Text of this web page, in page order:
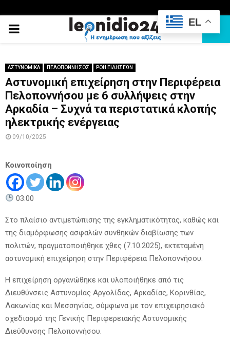
PRIMARY
ΑΣΤΥΝΟΜΙΚΑ ΠΕΛΟΠΟΝΝΗΣΟΣ ΡΟΗ ΕΙΔΗΣΕΩΝ
Aστυνομική επιχείρηση στην Περιφέρεια
Πελοποννήσου με 6 συλλήψεις στην
Αρκαδία – Συχνά τα περιστατικά κλοπής
ηλεκτρικής ενέργειας
09/10/2025
Κοινοποίηση
03:00
Στο πλαίσιο αντιμετώπισης της εγκληματικότητας, καθώς και
της διαμόρφωσης ασφαλών συνθηκών διαβίωσης των
πολιτών, πραγματοποιήθηκε χθες (7.10.2025), εκτεταμένη
αστυνομική επιχείρηση στην Περιφέρεια Πελοποννήσου.
Η επιχείρηση οργανώθηκε και υλοποιήθηκε από τις
Διευθύνσεις Αστυνομίας Αργολίδας, Αρκαδίας, Κορινθίας,
Λακωνίας και Μεσσηνίας, σύμφωνα με τον επιχειρησιακό
σχεδιασμό της Γενικής Περιφερειακής Αστυνομικής
Διεύθυνσης Πελοποννήσου.
EL